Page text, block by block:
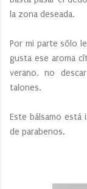
la zona deseada.
Por mi parte sólo
gusta ese aroma
verano, no
talones.
Este bálsamo
de parabenos.